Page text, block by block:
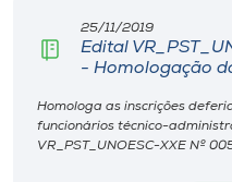
25/11/2019
Edital
- Homologação
Homologa as inscrições
funcionários técnico-
VR_PST_UNOESC-XXE Nº